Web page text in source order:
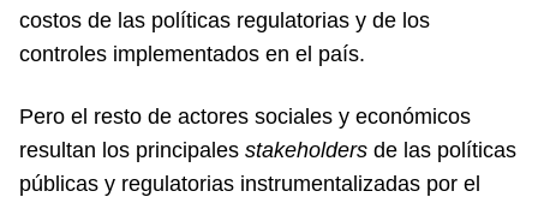
costos de las políticas regulatorias y de los
controles implementados en el país.
Pero el resto de actores sociales y económicos
resultan los principales stakeholders de las políticas
públicas y regulatorias instrumentalizadas por el